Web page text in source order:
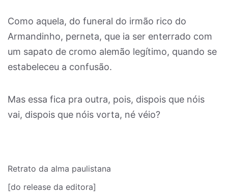
Como aquela, do funeral do irmão rico do
Armandinho, perneta, que ia ser enterrado com
um sapato de cromo alemão legítimo, quando se
estabeleceu a confusão.
Mas essa fica pra outra, pois, dispois que nóis
vai, dispois que nóis vorta, né véio?
Retrato da alma paulistana
[do release da editora]